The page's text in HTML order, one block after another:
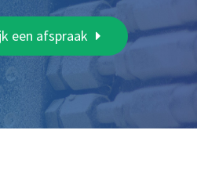
een afspraak